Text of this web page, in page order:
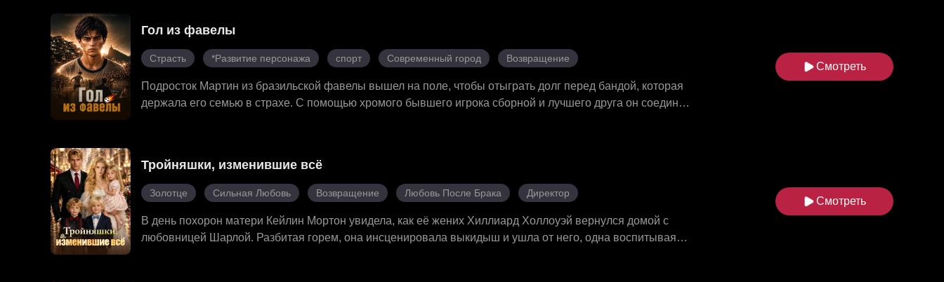
кого раньше не замечал. Среди интриг Луизы и подстав Элоизы переплетались ложь и страсть. Когда
маска мистера А наконец сорвалась, между ними рухнули все барьеры. Больше никаких тайн — только
они и их любовь.
Гол из фавелы
Страсть *Развитие персонажа спорт Современный город Возвращение
Подросток Мартин из бразильской фавелы вышел на поле, чтобы отыграть долг перед бандой, которая
держала его семью в страхе. С помощью хромого бывшего игрока сборной и лучшего друга он соединил
Смотреть
Тройняшки, изменившие всё
Золотце Сильная Любовь Возвращение Любовь После Брака Директор
В день похорон матери Кейлин Мортон увидела, как её жених Хиллиард Холлоуэй вернулся домой с
любовницей Шарлой. Разбитая горем, она инсценировала выкидыш и ушла от него, одна воспитывая
Смотреть